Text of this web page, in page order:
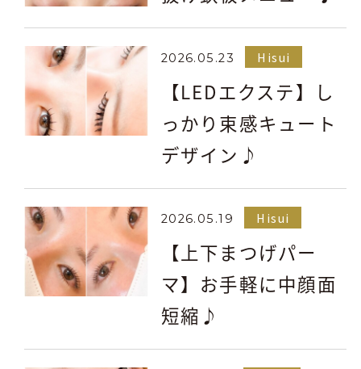
2026.05.23 Hisui
【LEDエクステ】し
っかり束感キュート
デザイン♪
2026.05.19 Hisui
【上下まつげパー
マ】お手軽に中顔面
短縮♪